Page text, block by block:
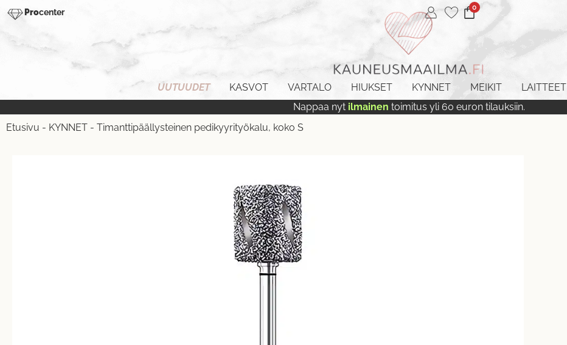
Procenter 0
UUTUUDET KASVOT VARTALO HIUKSET KYNNET MEIKIT LAITTEET
Nappaa nyt ilmainen toimitus yli 60 euron tilauksiin.
Etusivu - KYNNET - Timanttipäällysteinen pedikyyrityökalu, koko S